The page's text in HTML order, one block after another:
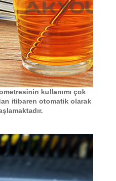
kullanımı çok
itibaren otomatik olarak